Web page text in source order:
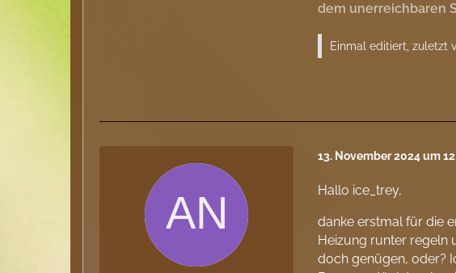
dem unerreichbaren
Einmal editiert, zuletzt
13. November 2024 um
Hallo ice_trey,
danke erstmal für die
Heizung runter regeln
doch genügen, oder?